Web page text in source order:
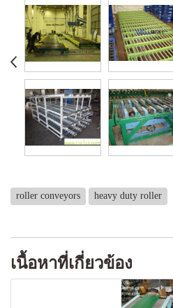
roller conveyors heavy duty roller
เนื้อหาที่เกี่ยวข้อง